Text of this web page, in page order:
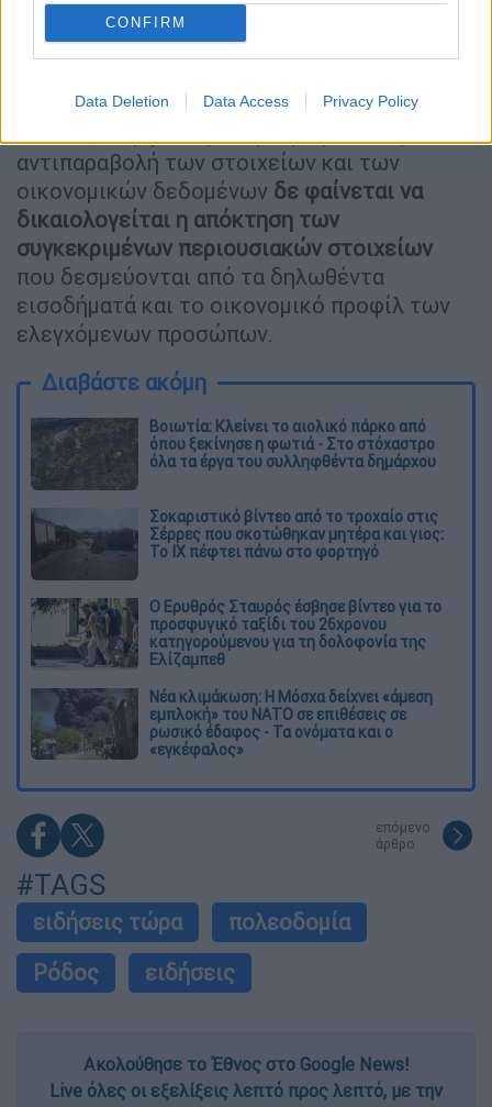
CONFIRM
Data Deletion Data Access Privacy Policy
ανακριτή και εισαγγελέα, αφέθηκαν
ελεύθεροι με την επιβολή περιοριστικών
όρων και χρηματικών εγγυήσεων.
αντιπαραβολή των στοιχείων και των
οικονομικών δεδομένων δε φαίνεται να
δικαιολογείται η απόκτηση των
συγκεκριμένων περιουσιακών στοιχείων
που δεσμεύονται από τα δηλωθέντα
εισοδήματά και το οικονομικό προφίλ των
ελεγχόμενων προσώπων.
Διαβάστε ακόμη
Βοιωτία: Κλείνει το αιολικό πάρκο από
όπου ξεκίνησε η φωτιά - Στο στόχαστρο
όλα τα έργα του συλληφθέντα δημάρχου
Σοκαριστικό βίντεο από το τροχαίο στις
Σέρρες που σκοτώθηκαν μητέρα και γιος:
Το ΙΧ πέφτει πάνω στο φορτηγό
Ο Ερυθρός Σταυρός έσβησε βίντεο για το
προσφυγικό ταξίδι του 26χρονου
κατηγορούμενου για τη δολοφονία της
Ελίζαμπεθ
Νέα κλιμάκωση: Η Μόσχα δείχνει «άμεση
εμπλοκή» του ΝΑΤΟ σε επιθέσεις σε
ρωσικό έδαφος - Τα ονόματα και ο
«εγκέφαλος»
επόμενο
άρθρο
#TAGS
ειδήσεις τώρα
πολεοδομία
Ρόδος
ειδήσεις
Ακολούθησε το Έθνος στο Google News!
Live όλες οι εξελίξεις λεπτό προς λεπτό, με την